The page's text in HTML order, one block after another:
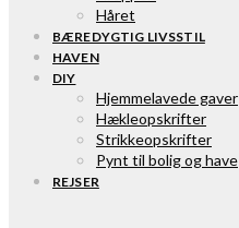
Håret
BÆREDYGTIG LIVSSTIL
HAVEN
DIY
Hjemmelavede gaver
Hækleopskrifter
Strikkeopskrifter
Pynt til bolig og have
REJSER